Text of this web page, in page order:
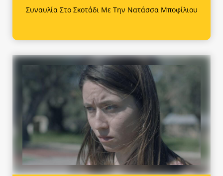
Συναυλία Στο Σκοτάδι Με Την Νατάσσα Μποφίλιου